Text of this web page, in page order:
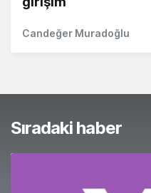
Candeğer Muradoğlu
Sıradaki haber